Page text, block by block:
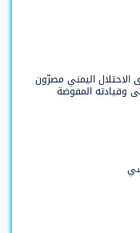
الاحتلال اليمني مصرّون
وقيادته المفوضة